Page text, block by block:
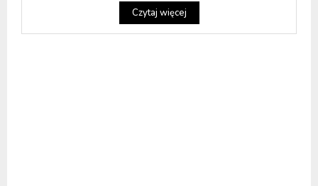
Czytaj więcej